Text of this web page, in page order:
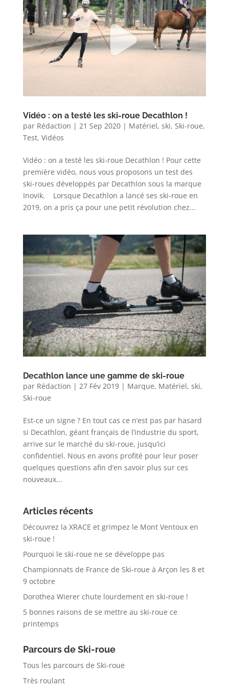
Vidéo : on a testé les ski-roue Decathlon !
par Rédaction | 21 Sep 2020| Matériel, ski, Ski-roue,
Test, Vidéos
Vidéo : on a testé les ski-roue Decathlon ! Pour cette
première vidéo, nous vous proposons un test des
ski-roues développés par Decathlon sous la marque
Inovik. Lorsque Decathlon a lancé ses ski-roue en
2019, on a pris ça pour une petit révolution chez...
Decathlon lance une gamme de ski-roue
par Rédaction | 27 Fév 2019| Marque, Matériel, ski,
Ski-roue
Est-ce un signe ? En tout cas ce n’est pas par hasard
si Decathlon, géant français de l’industrie du sport,
arrive sur le marché du ski-roue, jusqu’ici
confidentiel. Nous en avons profité pour leur poser
quelques questions afin d’en savoir plus sur ces
nouveaux...
Articles récents
Découvrez la XRACE et grimpez le Mont Ventoux en
ski-roue !
Pourquoi le ski-roue ne se développe pas
Championnats de France de Ski-roue à Arçon les 8 et
9 octobre
Dorothea Wierer chute lourdement en ski-roue !
5 bonnes raisons de se mettre au ski-roue ce
printemps
Parcours de Ski-roue
Tous les parcours de Ski-roue
Très roulant